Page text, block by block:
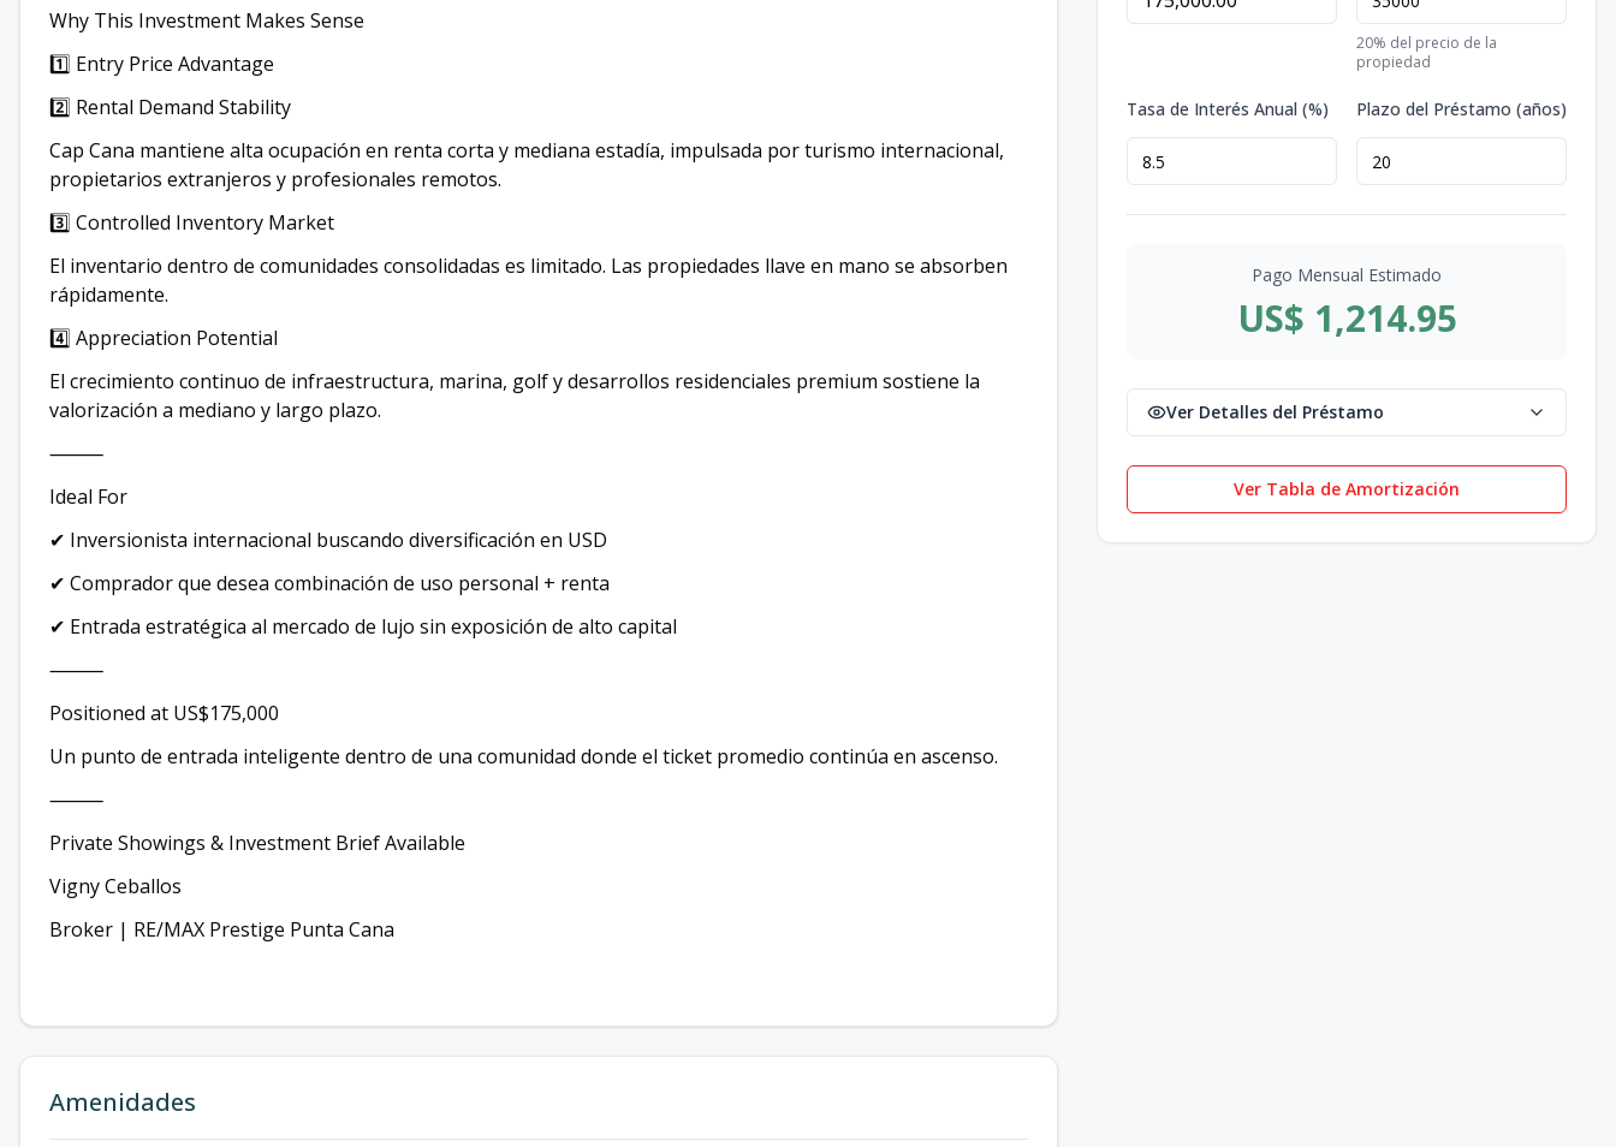
Why This Investment Makes Sense
1️⃣ Entry Price Advantage
2️⃣ Rental Demand Stability
Cap Cana mantiene alta ocupación en renta corta y mediana estadía, impulsada por turismo internacional,
propietarios extranjeros y profesionales remotos.
3️⃣ Controlled Inventory Market
El inventario dentro de comunidades consolidadas es limitado. Las propiedades llave en mano se absorben
rápidamente.
4️⃣ Appreciation Potential
El crecimiento continuo de infraestructura, marina, golf y desarrollos residenciales premium sostiene la
valorización a mediano y largo plazo.
⸻
Ideal For
✔ Inversionista internacional buscando diversificación en USD
✔ Comprador que desea combinación de uso personal + renta
✔ Entrada estratégica al mercado de lujo sin exposición de alto capital
⸻
Positioned at US$175,000
Un punto de entrada inteligente dentro de una comunidad donde el ticket promedio continúa en ascenso.
⸻
Private Showings & Investment Brief Available
Vigny Ceballos
Broker | RE/MAX Prestige Punta Cana
Amenidades
20% del precio de la
propiedad
Tasa de Interés Anual (%) Plazo del Préstamo (años)
Pago Mensual Estimado
US$ 1,214.95
Ver Detalles del Préstamo
Ver Tabla de Amortización